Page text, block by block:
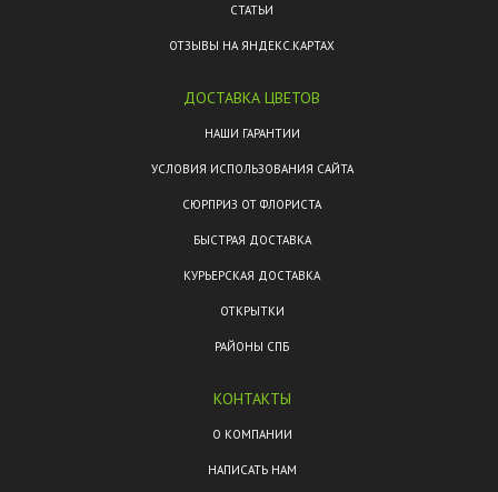
СТАТЬИ
ОТЗЫВЫ НА ЯНДЕКС.КАРТАХ
ДОСТАВКА ЦВЕТОВ
НАШИ ГАРАНТИИ
УСЛОВИЯ ИСПОЛЬЗОВАНИЯ САЙТА
СЮРПРИЗ ОТ ФЛОРИСТА
БЫСТРАЯ ДОСТАВКА
КУРЬЕРСКАЯ ДОСТАВКА
ОТКРЫТКИ
РАЙОНЫ СПБ
КОНТАКТЫ
О КОМПАНИИ
НАПИСАТЬ НАМ